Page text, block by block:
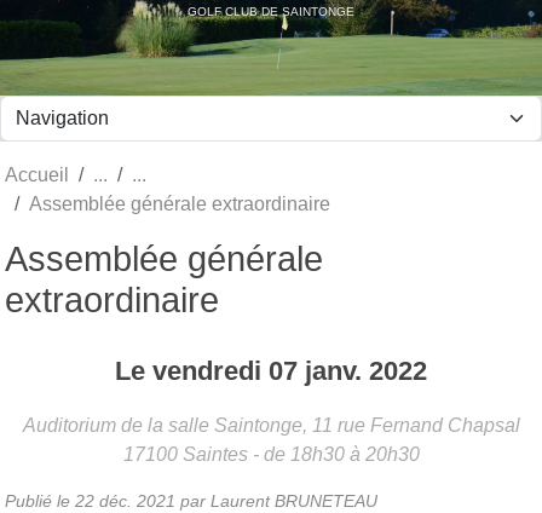
GOLF CLUB DE SAINTONGE
Accueil
Assemblée générale extraordinaire
Assemblée générale
extraordinaire
Le vendredi 07 janv. 2022
Auditorium de la salle Saintonge, 11 rue Fernand Chapsal
17100 Saintes - de 18h30 à 20h30
Publié le 22 déc. 2021 par Laurent BRUNETEAU
Panneau de gestion des cookies